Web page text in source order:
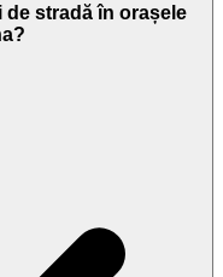
de stradă în orașele